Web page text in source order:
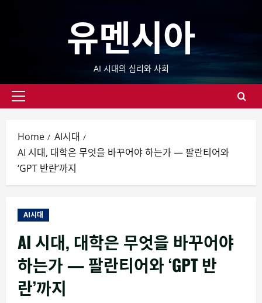
유멘시아
AI 시대의 심리와 사회
Primary
Home
AI시대
AI 시대, 대학은 무엇을 바꾸어야 하는가 — 팔란티어와
‘GPT 반란’까지
AI시대
AI 시대, 대학은 무엇을 바꾸어야
하는가 — 팔란티어와 ‘GPT 반
란’까지